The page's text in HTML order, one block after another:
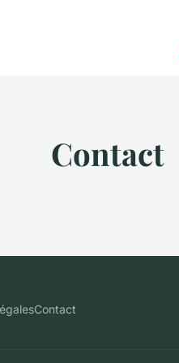
Contact
Contact